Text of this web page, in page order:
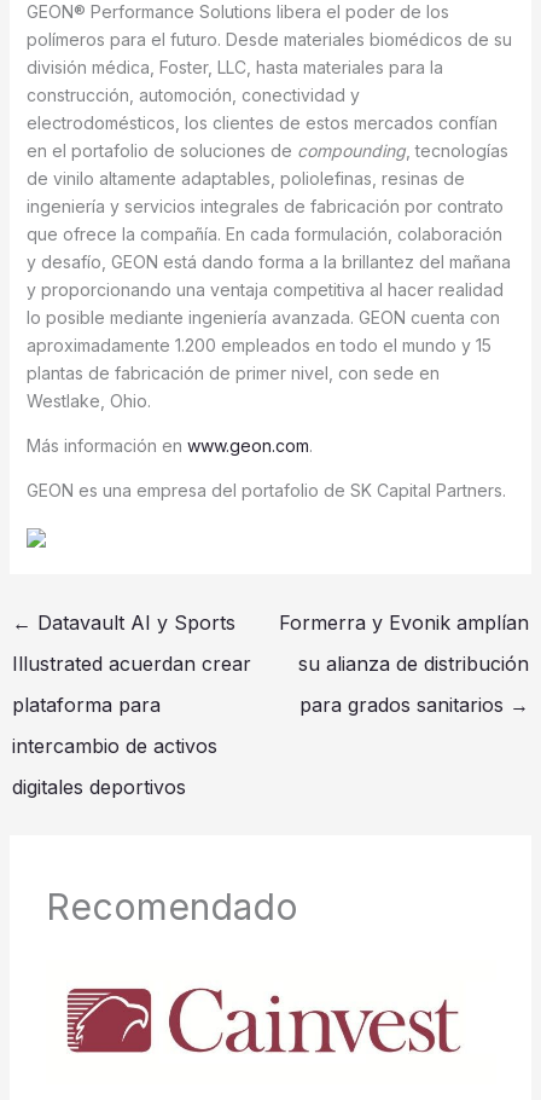
GEON® Performance Solutions libera el poder de los
polímeros para el futuro. Desde materiales biomédicos de su
división médica, Foster, LLC, hasta materiales para la
construcción, automoción, conectividad y
electrodomésticos, los clientes de estos mercados confían
en el portafolio de soluciones de compounding, tecnologías
de vinilo altamente adaptables, poliolefinas, resinas de
ingeniería y servicios integrales de fabricación por contrato
que ofrece la compañía. En cada formulación, colaboración
y desafío, GEON está dando forma a la brillantez del mañana
y proporcionando una ventaja competitiva al hacer realidad
lo posible mediante ingeniería avanzada. GEON cuenta con
aproximadamente 1.200 empleados en todo el mundo y 15
plantas de fabricación de primer nivel, con sede en
Westlake, Ohio.
Más información en www.geon.com.
GEON es una empresa del portafolio de SK Capital Partners.
← Datavault AI y Sports
Illustrated acuerdan crear
plataforma para
intercambio de activos
digitales deportivos
Formerra y Evonik amplían
su alianza de distribución
para grados sanitarios →
Recomendado